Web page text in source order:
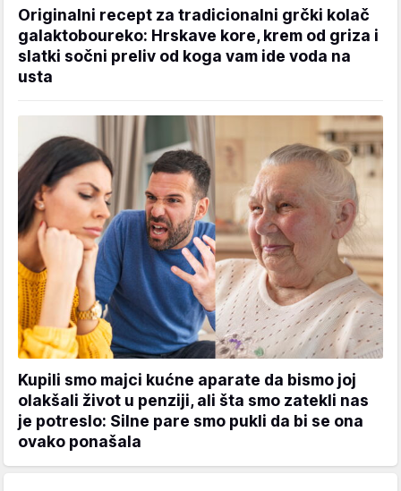
Originalni recept za tradicionalni grčki kolač
galaktoboureko: Hrskave kore, krem od griza i
slatki sočni preliv od koga vam ide voda na
usta
Kupili smo majci kućne aparate da bismo joj
olakšali život u penziji, ali šta smo zatekli nas
je potreslo: Silne pare smo pukli da bi se ona
ovako ponašala